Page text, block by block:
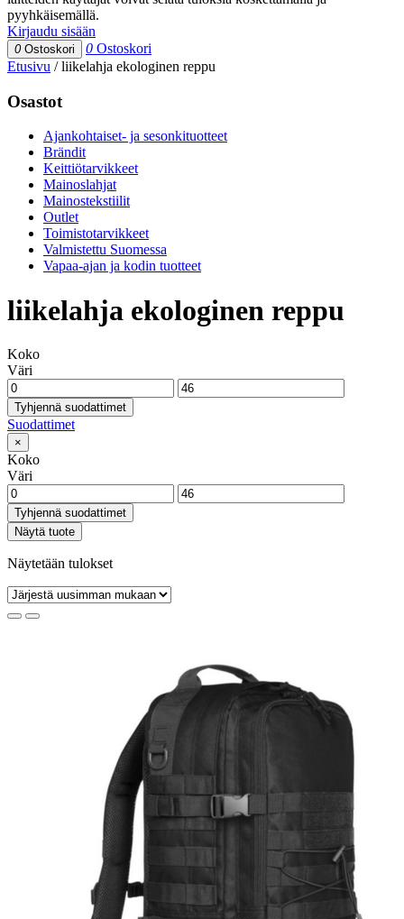
pyyhkäisemällä.
Kirjaudu sisään
0 Ostoskori 0 Ostoskori
Etusivu /liikelahja ekologinen reppu
Osastot
Ajankohtaiset- ja sesonkituotteet
Brändit
Keittiötarvikkeet
Mainoslahjat
Mainostekstiilit
Outlet
Toimistotarvikkeet
Valmistettu Suomessa
Vapaa-ajan ja kodin tuotteet
liikelahja ekologinen reppu
Koko
Väri
Tyhjennä suodattimet
Suodattimet
×
Koko
Väri
Tyhjennä suodattimet
Näytä tuote
Näytetään tulokset